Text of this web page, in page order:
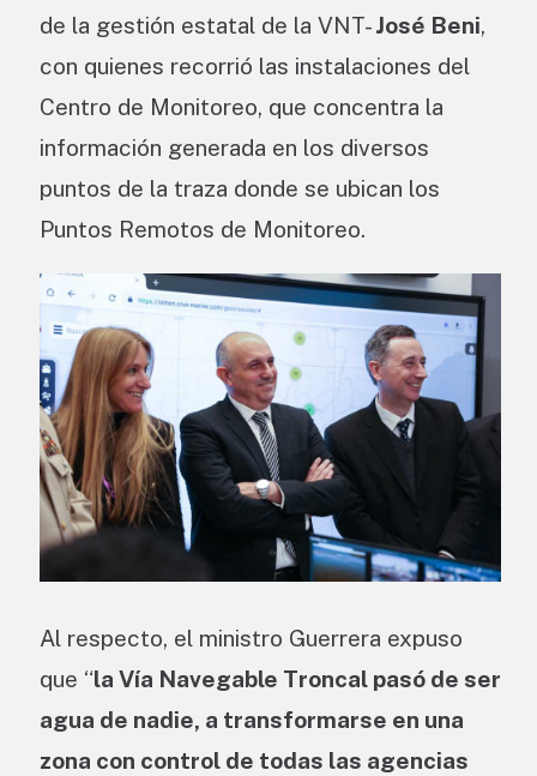
de la gestión estatal de la VNT-José Beni,
con quienes recorrió las instalaciones del
Centro de Monitoreo, que concentra la
información generada en los diversos
puntos de la traza donde se ubican los
Puntos Remotos de Monitoreo.
Al respecto, el ministro Guerrera expuso
que “la Vía Navegable Troncal pasó de ser
agua de nadie, a transformarse en una
zona con control de todas las agencias